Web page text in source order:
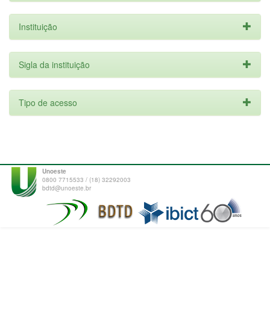
Instituição
Sigla da instituição
Tipo de acesso
Unoeste
0800 7715533 / (18) 32292003
bdtd@unoeste.br